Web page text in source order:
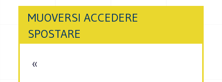
MUOVERSI ACCEDERE
SPOSTARE
«